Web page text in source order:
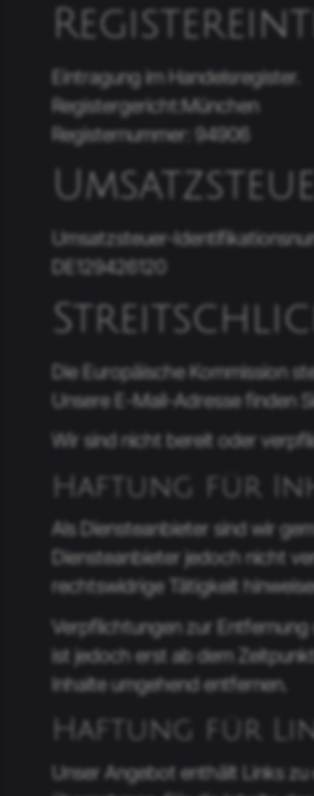
Eintragung im Handelsregister.
Registergericht:München
Registernummer: 94906
Umsatzsteuer-
DE129426120
Die Europäische Kommission
Unsere E-Mail-Adresse finden
Wir sind nicht bereit oder
Haftung für
Als Diensteanbieter sind wir
Diensteanbieter jedoch nicht
rechtswidrige Tätigkeit
Verpflichtungen zur
ist jedoch erst ab dem
Inhalte umgehend entfernen.
Haftung für
Unser Angebot enthält Links